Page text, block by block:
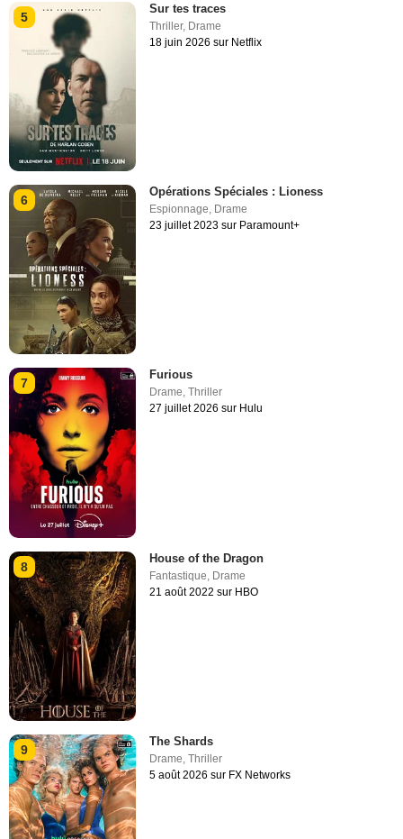
5
Sur tes traces
Thriller, Drame
18 juin 2026 sur Netflix
6
Opérations Spéciales : Lioness
Espionnage, Drame
23 juillet 2023 sur Paramount+
7
Furious
Drame,Thriller
27 juillet 2026 sur Hulu
8
House of the Dragon
Fantastique Drame
21 août 2022 sur HBO
9
The Shards
Drame,Thriller
5 août 2026 sur FX Networks